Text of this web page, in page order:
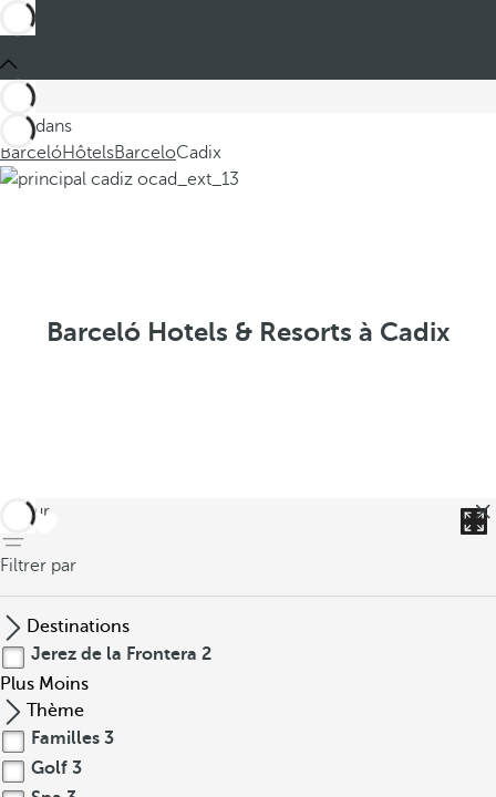
Ces dans
BarcelóHôtelsBarceloCadix
Barceló Hotels & Resorts à Cadix
retour
Filtrer par
Destinations
Jerez de la Frontera 2
Plus Moins
Thème
Familles 3
Golf 3